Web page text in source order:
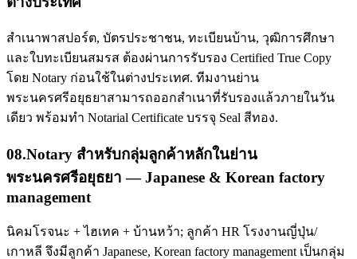
สำเนาพาสปอร์ต, บัตรประชาชน, ทะเบียนบ้าน, วุฒิการศึกษา
และใบทะเบียนสมรส ต้องผ่านการรับรอง Certified True Copy
โดย Notary ก่อนใช้ในต่างประเทศ. ทีมงานย่าน
พระนครศรีอยุธยาสามารถออกสำเนาที่รับรองแล้วภายในวัน
เดียว พร้อมทำ Notarial Certificate บรรจุ Seal สีทอง.
08.Notary สำหรับกลุ่มลูกค้าหลักในย่าน
พระนครศรีอยุธยา — Japanese & Korean factory
management
นิคมโรจนะ + ไฮเทค + บ้านหว้า; ลูกค้า HR โรงงานญี่ปุ่น/
เกาหลี จึงมีลูกค้า Japanese, Korean factory management เป็นกลุ่ม